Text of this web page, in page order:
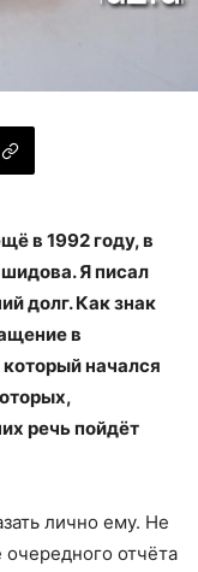
в 1992 году, в
Я писал
долг. Как знак
в
начался
речь пойдёт
лично ему. Не
отчёта